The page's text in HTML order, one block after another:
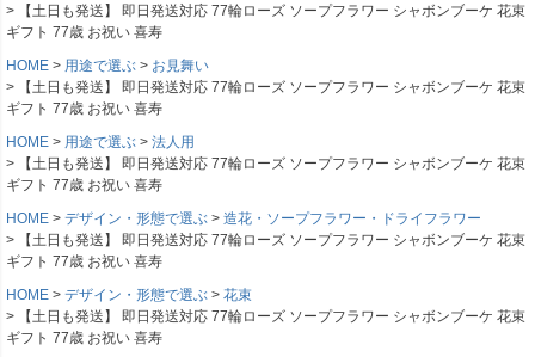
【土日も発送】 即日発送対応 77輪ローズ ソープフラワー シャボンブーケ 花束
ギフト 77歳 お祝い 喜寿
HOME
用途で選ぶ
お見舞い
【土日も発送】 即日発送対応 77輪ローズ ソープフラワー シャボンブーケ 花束
ギフト 77歳 お祝い 喜寿
HOME
用途で選ぶ
法人用
【土日も発送】 即日発送対応 77輪ローズ ソープフラワー シャボンブーケ 花束
ギフト 77歳 お祝い 喜寿
HOME
デザイン・形態で選ぶ
造花・ソープフラワー・ドライフラワー
【土日も発送】 即日発送対応 77輪ローズ ソープフラワー シャボンブーケ 花束
ギフト 77歳 お祝い 喜寿
HOME
デザイン・形態で選ぶ
花束
【土日も発送】 即日発送対応 77輪ローズ ソープフラワー シャボンブーケ 花束
ギフト 77歳 お祝い 喜寿